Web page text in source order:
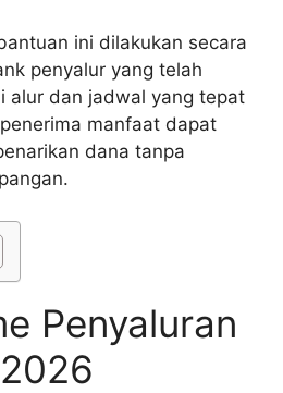
ini dilakukan secara
penyalur yang telah
alur dan jadwal yang tepat
manfaat dapat
dana tanpa
Penyaluran